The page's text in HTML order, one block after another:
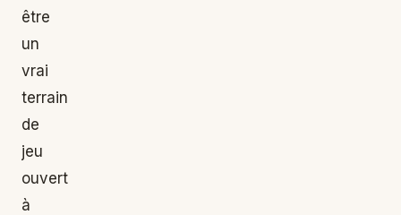
être
un
vrai
terrain
de
jeu
ouvert
à